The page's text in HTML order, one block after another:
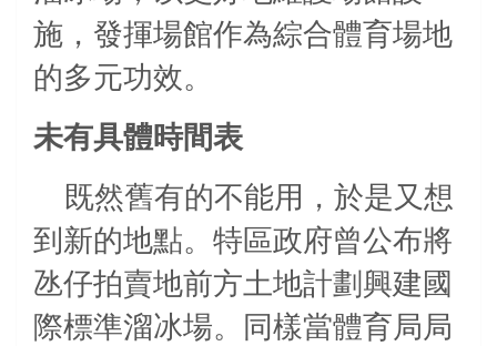
施，發揮場館作為綜合體育場地
的多元功效。
未有具體時間表
既然舊有的不能用，於是又想
到新的地點。特區政府曾公布將
氹仔拍賣地前方土地計劃興建國
際標準溜冰場。同樣當體育局局